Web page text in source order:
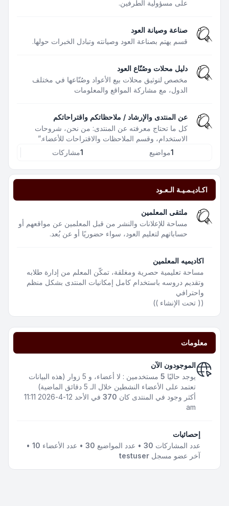
على مسؤولية الطرفين.
صناعة وصيانة العود
قسم يهتم بصناعة العود وصيانته وتبادل الخبرات حولها.
دليل محلات وصُنّاع العود
مخصص لتوثيق محلات بيع الأعواد وصُنّاعها في مختلف
الدول، مع مشاركة المواقع والمعلومات
عن المنتدى والإرشاد / ملاحظاتكم واقتراحاتكم
كل ما تحتاج معرفته عن المنتدى: من نحن، شروحات
الاستخدام، وقسم الملاحظات والاقتراحات للأعضاء.”
1مواضيع 1مشاركات
اكـاديـمـيـة الـعـود
ملتقى المعلمين
مساحة للإعلانات والنشر من قبل المعلمين عن مواقعهم أو
حساباتهم لتعليم العود، سواء حضوريًا أو عن بُعد.
اكاديميه المعلمين
مساحة تعليمية حصرية ومغلقة، تمكّن المعلم من إدارة طلابه
وتقديم دروسه باستخدام كامل إمكانيات المنتدى بشكل منظم
واحترافي
(( تحت الإنشاء ))
معلومات
الموجودون الآن
يوجد حاليًا 5
مستخدمين : لا أعضاء، و 5 زوار (هذه البيانات
تعتمد على الأعضاء النشطين خلال الـ 5 دقائق الماضية)
أكثر وجود في المنتدى كان 370
في الأحد 12-4-2026 11:11
am
إحصائيات
عدد المشاركات 30• عدد المواضيع 30• عدد الأعضاء 10
•
آخر عضو مسجل testuser